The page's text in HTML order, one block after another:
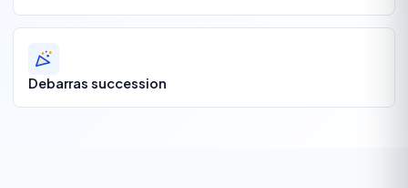
Debarras succession